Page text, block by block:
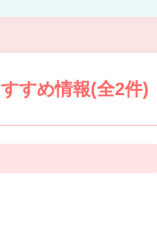
すめ情報(全2件)